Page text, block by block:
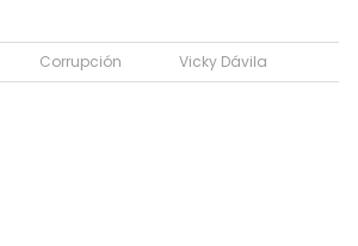
Corrupción Vicky Dávila